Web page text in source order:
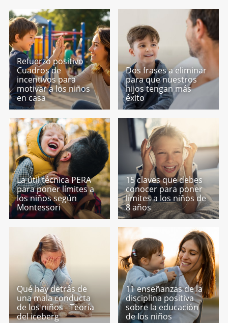
Refuerzo positivo -
Cuadros de
incentivos para
motivar a los niños
en casa
Dos frases a eliminar
para que nuestros
hijos tengan más
éxito
La útil técnica PERA
para poner límites a
los niños según
Montessori
15 claves que debes
conocer para poner
límites a los niños de
8 años
Qué hay detrás de
una mala conducta
de los niños - Teoría
del iceberg
11 enseñanzas de la
disciplina positiva
sobre la educación
de los niños